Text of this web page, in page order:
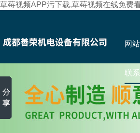
草莓视频APP污下载,草莓视频在线免费
网
联